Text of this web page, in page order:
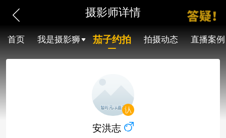
摄影师详情
首页 我是摄影狮 茄子约拍 拍摄动态 直播案例
安洪志